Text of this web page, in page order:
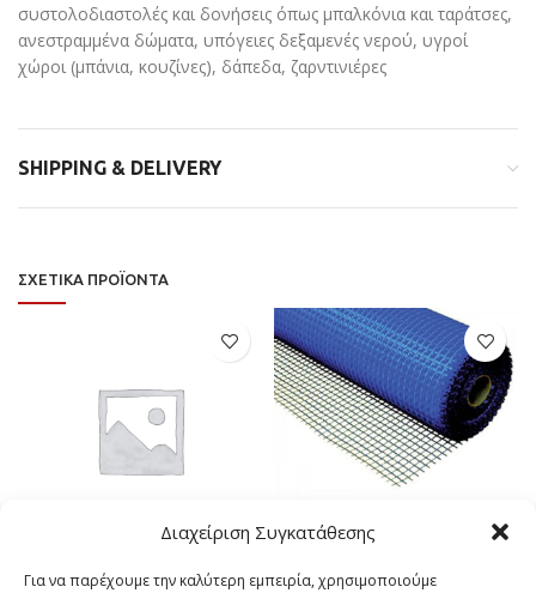
Διαχείριση Συγκατάθεσης
Για να παρέχουμε την καλύτερη εμπειρία, χρησιμοποιούμε
συστολοδιαστολές και δονήσεις όπως μπαλκόνια και ταράτσες,
ανεστραμμένα δώματα, υπόγειες δεξαμενές νερού, υγροί
χώροι (μπάνια, κουζίνες), δάπεδα, ζαρντινιέρες
SHIPPING & DELIVERY
ΣΧΕΤΙΚΆ ΠΡΟΪΌΝΤΑ
NHP 260 ΥΑΛΟΠΛΕΓΜΑ 160gr